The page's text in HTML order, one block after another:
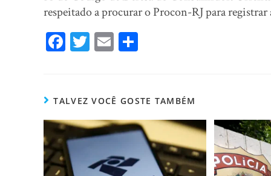
respeitado a procurar o Procon-RJ para registrar
Fa
ok
T
er
E
TALVEZ VOCÊ GOSTE TAMBÉM